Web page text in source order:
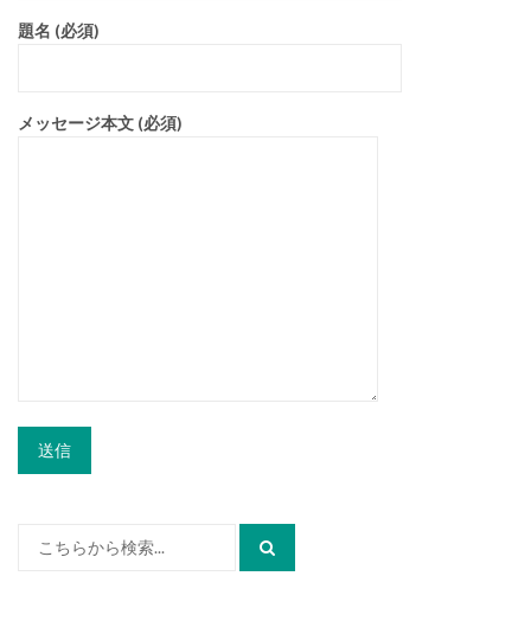
題名 (必須)
メッセージ本文 (必須)